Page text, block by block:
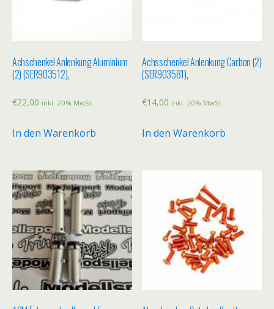
Achschenkel Anlenkung Aluminium
(2) (SER903512),
€22,00 inkl. 20% MwSt
In den Warenkorb
Achsschenkel Anlenkung Carbon (2)
(SER903581),
€14,00 inkl. 20% MwSt
In den Warenkorb